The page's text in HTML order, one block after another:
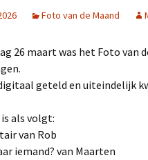
Foto van de Maand
26 maart was het Foto van
geteld en uiteindelijk
als volgt:
van Rob
iemand? van Maarten